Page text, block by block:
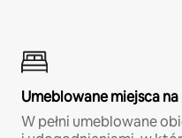
Umeblowane miejsca
W pełni umeblowane